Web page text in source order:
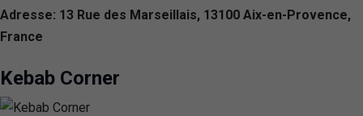
Adresse: 13 Rue des Marseillais, 13100 Aix-en-Provence,
France
Kebab Corner